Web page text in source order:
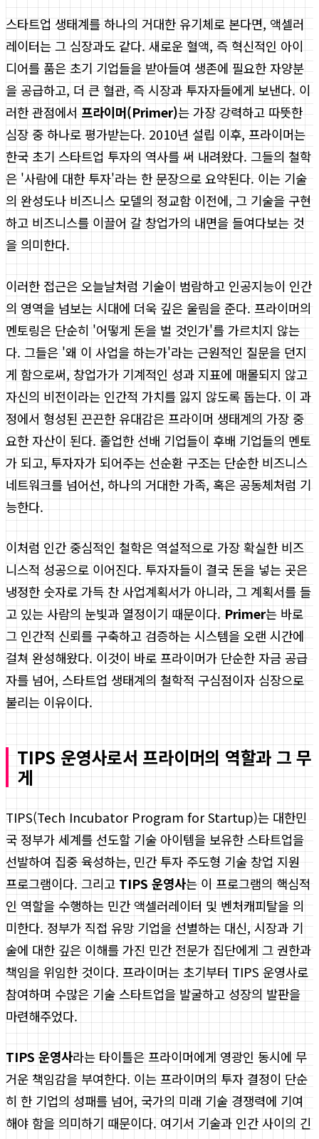
스타트업 생태계를 하나의 거대한 유기체로 본다면, 액셀러
레이터는 그 심장과도 같다. 새로운 혈액, 즉 혁신적인 아이
디어를 품은 초기 기업들을 받아들여 생존에 필요한 자양분
을 공급하고, 더 큰 혈관, 즉 시장과 투자자들에게 보낸다. 이
러한 관점에서 프라이머(Primer)는 가장 강력하고 따뜻한
심장 중 하나로 평가받는다. 2010년 설립 이후, 프라이머는
한국 초기 스타트업 투자의 역사를 써 내려왔다. 그들의 철학
은 '사람에 대한 투자'라는 한 문장으로 요약된다. 이는 기술
의 완성도나 비즈니스 모델의 정교함 이전에, 그 기술을 구현
하고 비즈니스를 이끌어 갈 창업가의 내면을 들여다보는 것
을 의미한다.
이러한 접근은 오늘날처럼 기술이 범람하고 인공지능이 인간
의 영역을 넘보는 시대에 더욱 깊은 울림을 준다. 프라이머의
멘토링은 단순히 '어떻게 돈을 벌 것인가'를 가르치지 않는
다. 그들은 '왜 이 사업을 하는가'라는 근원적인 질문을 던지
게 함으로써, 창업가가 기계적인 성과 지표에 매몰되지 않고
자신의 비전이라는 인간적 가치를 잃지 않도록 돕는다. 이 과
정에서 형성된 끈끈한 유대감은 프라이머 생태계의 가장 중
요한 자산이 된다. 졸업한 선배 기업들이 후배 기업들의 멘토
가 되고, 투자자가 되어주는 선순환 구조는 단순한 비즈니스
네트워크를 넘어선, 하나의 거대한 가족, 혹은 공동체처럼 기
능한다.
이처럼 인간 중심적인 철학은 역설적으로 가장 확실한 비즈
니스적 성공으로 이어진다. 투자자들이 결국 돈을 넣는 곳은
냉정한 숫자로 가득 찬 사업계획서가 아니라, 그 계획서를 들
고 있는 사람의 눈빛과 열정이기 때문이다. Primer는 바로
그 인간적 신뢰를 구축하고 검증하는 시스템을 오랜 시간에
걸쳐 완성해왔다. 이것이 바로 프라이머가 단순한 자금 공급
자를 넘어, 스타트업 생태계의 철학적 구심점이자 심장으로
불리는 이유이다.
TIPS 운영사로서 프라이머의 역할과 그 무
게
TIPS(Tech Incubator Program for Startup)는 대한민
국 정부가 세계를 선도할 기술 아이템을 보유한 스타트업을
선발하여 집중 육성하는, 민간 투자 주도형 기술 창업 지원
프로그램이다. 그리고 TIPS 운영사는 이 프로그램의 핵심적
인 역할을 수행하는 민간 액셀러레이터 및 벤처캐피탈을 의
미한다. 정부가 직접 유망 기업을 선별하는 대신, 시장과 기
술에 대한 깊은 이해를 가진 민간 전문가 집단에게 그 권한과
책임을 위임한 것이다. 프라이머는 초기부터 TIPS 운영사로
참여하며 수많은 기술 스타트업을 발굴하고 성장의 발판을
마련해주었다.
TIPS 운영사라는 타이틀은 프라이머에게 영광인 동시에 무
거운 책임감을 부여한다. 이는 프라이머의 투자 결정이 단순
히 한 기업의 성패를 넘어, 국가의 미래 기술 경쟁력에 기여
해야 함을 의미하기 때문이다. 여기서 기술과 인간 사이의 긴